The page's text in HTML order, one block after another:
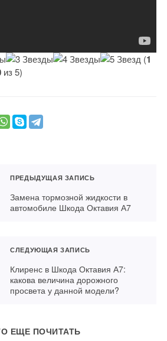
(1
из 5)
ПРЕДЫДУЩАЯ ЗАПИСЬ
Замена тормозной жидкости в
автомобиле Шкода Октавия А7
СЛЕДУЮЩАЯ ЗАПИСЬ
Клиренс в Шкода Октавия А7:
какова величина дорожного
просвета у данной модели?
ЕЩЕ ПОЧИТАТЬ